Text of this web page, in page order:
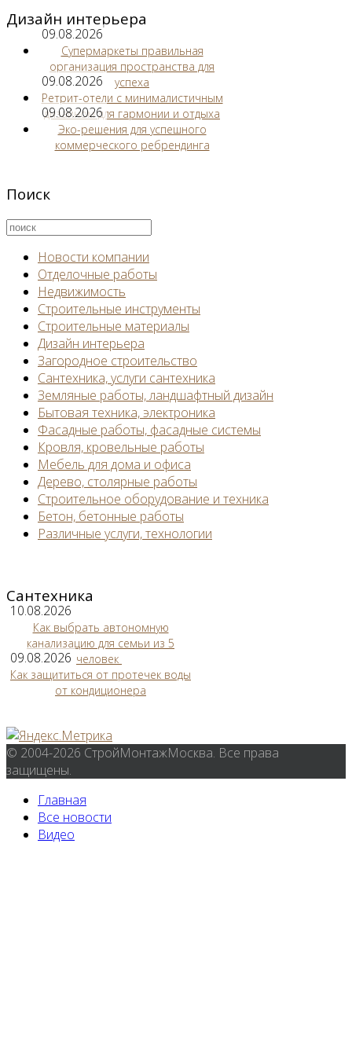
Дизайн интерьера
09.08.2026
Супермаркеты правильная
организация пространства для
успеха
09.08.2026
Ретрит-отели с минималистичным
дизайном для гармонии и отдыха
09.08.2026
Эко-решения для успешного
коммерческого ребрендинга
Поиск
Новости компании
Отделочные работы
Недвижимость
Строительные инструменты
Строительные материалы
Дизайн интерьера
Загородное строительство
Сантехника, услуги сантехника
Земляные работы, ландшафтный дизайн
Бытовая техника, электроника
Фасадные работы, фасадные системы
Кровля, кровельные работы
Мебель для дома и офиса
Дерево, столярные работы
Строительное оборудование и техника
Бетон, бетонные работы
Различные услуги, технологии
Сантехника
10.08.2026
Как выбрать автономную
канализацию для семьи из 5
человек
09.08.2026
Как защититься от протечек воды
от кондиционера
© 2004-2026 СтройМонтажМосква. Все права
защищены.
Главная
Все новости
Видео